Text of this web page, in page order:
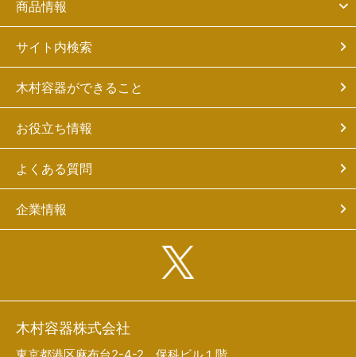
商品情報
サイト内検索
木村容器ができること
お役立ち情報
よくある質問
企業情報
木村容器株式会社